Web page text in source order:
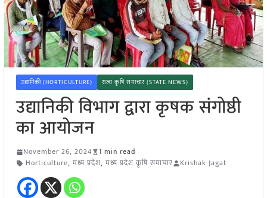
उद्यानिकी (HORTICULTURE) राज्य कृषि समाचार (STATE NEWS)
उद्यानिकी विभाग द्वारा कृषक संगोष्ठी
का आयोजन
November 26, 2024
1 min read
Horticulture, मध्य प्रदेश, मध्य प्रदेश कृषि समाचार Krishak Jagat